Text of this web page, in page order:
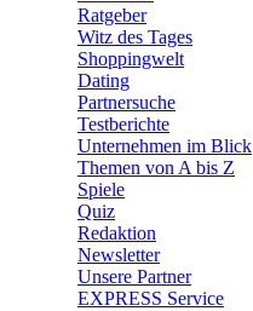
Ratgeber
Witz des Tages
Shoppingwelt
Dating
Partnersuche
Testberichte
Unternehmen im Blick
Themen von A bis Z
Spiele
Quiz
Redaktion
Newsletter
Unsere Partner
EXPRESS Service